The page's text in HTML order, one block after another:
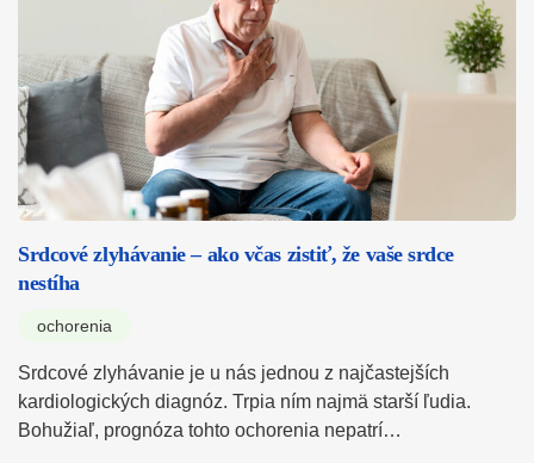
Srdcové zlyhávanie – ako včas zistiť, že vaše srdce
nestíha
ochorenia
Srdcové zlyhávanie je u nás jednou z najčastejších
kardiologických diagnóz. Trpia ním najmä starší ľudia.
Bohužiaľ, prognóza tohto ochorenia nepatrí…